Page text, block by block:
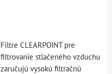
Filtre CLEARPOINT pre
filtrovanie stlačeného vzduchu
zaručujú vysokú filtračnú